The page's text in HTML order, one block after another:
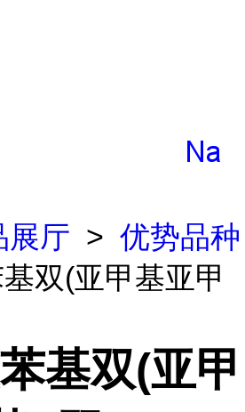
展厅 > 优势品种
双(亚甲基亚甲
基双(亚甲